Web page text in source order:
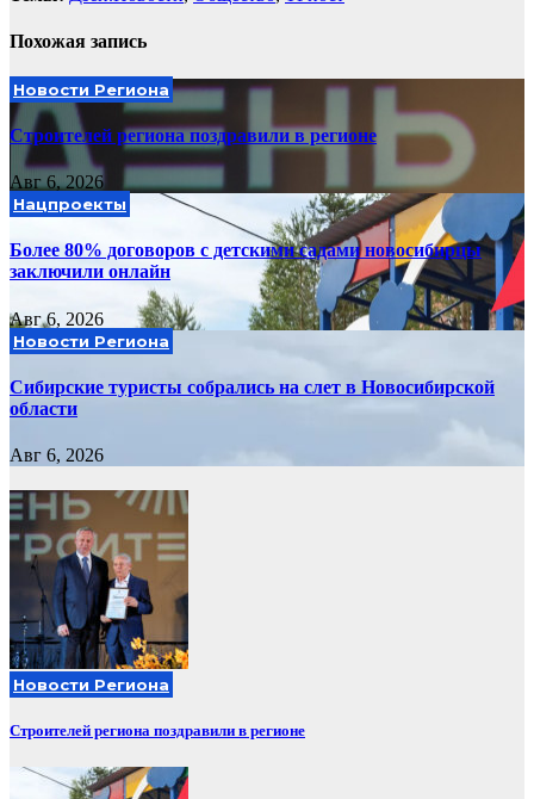
Похожая запись
Новости Региона
Строителей региона поздравили в регионе
Авг 6, 2026
Нацпроекты
Более 80% договоров с детскими садами новосибирцы
заключили онлайн
Авг 6, 2026
Новости Региона
Сибирские туристы собрались на слет в Новосибирской
области
Авг 6, 2026
Новости Региона
Строителей региона поздравили в регионе